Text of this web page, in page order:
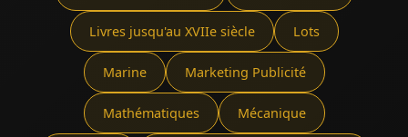
Livres jusqu'au XVIIe siècle Lots
Marine Marketing Publicité
Mathématiques Mécanique